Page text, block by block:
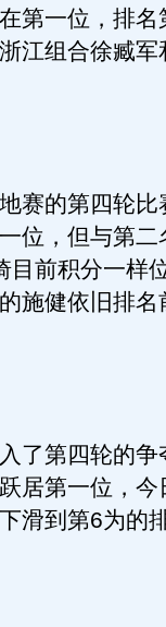
第一位，排名
江组合徐臧军
的第四轮比
位，但与第二
目前积分一样
施健依旧排名
第四轮的争
居第一位，今
滑到第6为的